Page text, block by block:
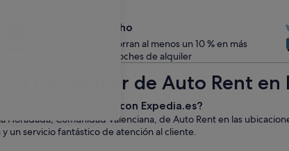
Date un capricho
Los miembros ahorran al menos un 10 % en más
de un millón de coches de alquiler
de alquiler de Auto Rent en
Rent en Mil Palmeras con Expedia.es?
Horadada, Comunidad Valenciana, de Auto Rent en las
un servicio fantástico de atención al cliente.